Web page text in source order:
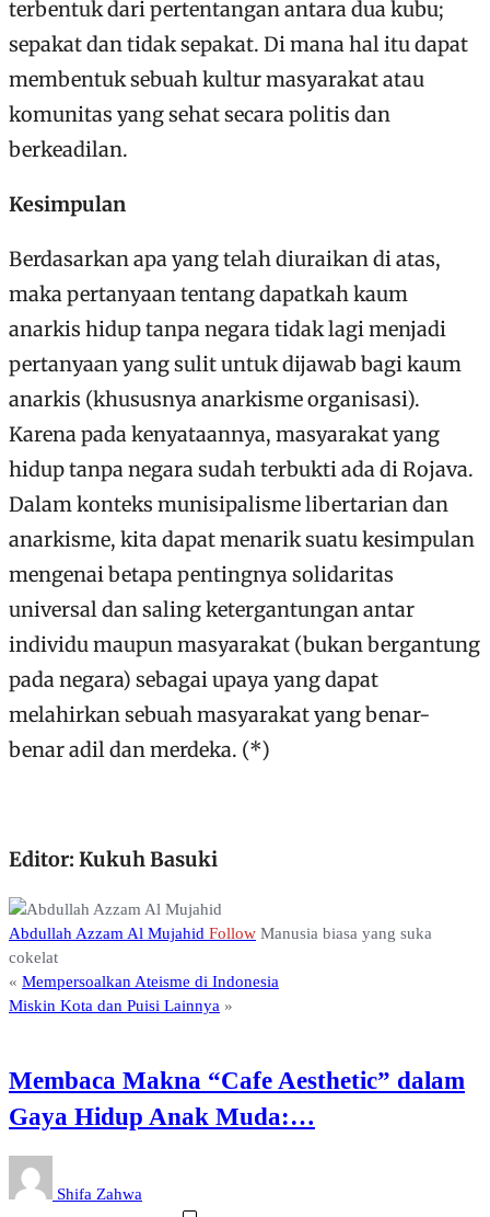
terbentuk dari pertentangan antara dua kubu;
sepakat dan tidak sepakat. Di mana hal itu dapat
membentuk sebuah kultur masyarakat atau
komunitas yang sehat secara politis dan
berkeadilan.
Kesimpulan
Berdasarkan apa yang telah diuraikan di atas,
maka pertanyaan tentang dapatkah kaum
anarkis hidup tanpa negara tidak lagi menjadi
pertanyaan yang sulit untuk dijawab bagi kaum
anarkis (khususnya anarkisme organisasi).
Karena pada kenyataannya, masyarakat yang
hidup tanpa negara sudah terbukti ada di Rojava.
Dalam konteks munisipalisme libertarian dan
anarkisme, kita dapat menarik suatu kesimpulan
mengenai betapa pentingnya solidaritas
universal dan saling ketergantungan antar
individu maupun masyarakat (bukan bergantung
pada negara) sebagai upaya yang dapat
melahirkan sebuah masyarakat yang benar-
benar adil dan merdeka. (*)
Editor: Kukuh Basuki
Abdullah Azzam Al Mujahid Follow Manusia biasa yang suka
cokelat
« Mempersoalkan Ateisme di Indonesia
Miskin Kota dan Puisi Lainnya »
Membaca Makna “Cafe Aesthetic” dalam
Gaya Hidup Anak Muda:…
Shifa Zahwa